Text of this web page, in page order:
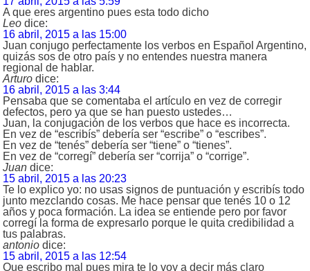
A que eres argentino pues esta todo dicho
Leo dice:
16 abril, 2015 a las 15:00
Juan conjugo perfectamente los verbos en Español Argentino,
quizás sos de otro país y no entendes nuestra manera
regional de hablar.
Arturo dice:
16 abril, 2015 a las 3:44
Pensaba que se comentaba el artículo en vez de corregir
defectos, pero ya que se han puesto ustedes…
Juan, la conjugación de los verbos que hace es incorrecta.
En vez de “escribís” debería ser “escribe” o “escribes”.
En vez de “tenés” debería ser “tiene” o “tienes”.
En vez de “corregí” debería ser “corrija” o “corrige”.
Juan dice:
15 abril, 2015 a las 20:23
Te lo explico yo: no usas signos de puntuación y escribís todo
junto mezclando cosas. Me hace pensar que tenés 10 o 12
años y poca formación. La idea se entiende pero por favor
corregí la forma de expresarlo porque le quita credibilidad a
tus palabras.
antonio dice:
15 abril, 2015 a las 12:54
Que escribo mal pues mira te lo voy a decir más claro